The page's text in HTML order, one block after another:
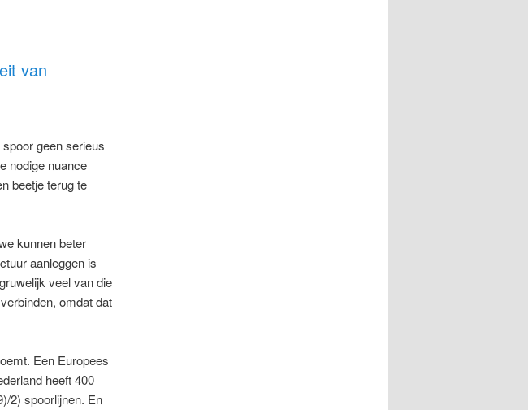
van
geen serieus
nodige nuance
beetje terug te
kunnen beter
aanleggen is
veel van die
omdat dat
Een Europees
heeft 400
2) spoorlijnen. En